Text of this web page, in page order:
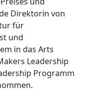
Direktorin von
für
und
in das Arts
Leadership
Programm